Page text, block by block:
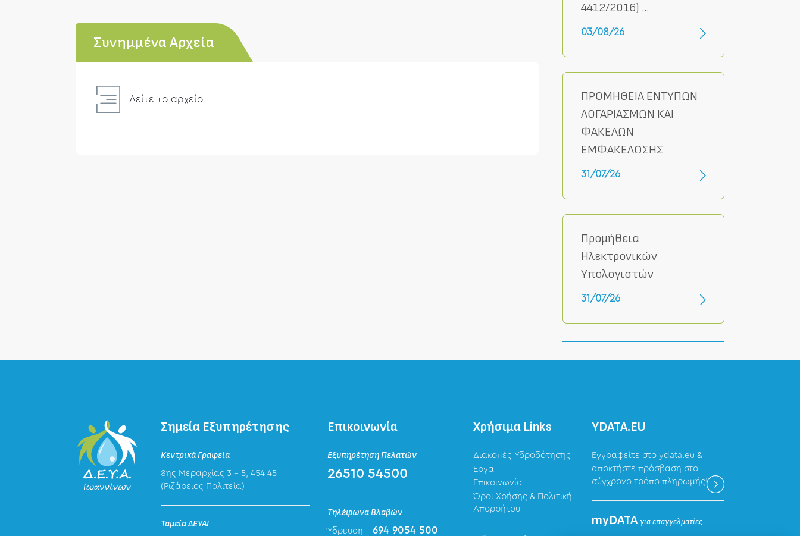
Συνημμένα Αρχεία
Δείτε το αρχείο
4412/2016) ...
03/08/26
ΠΡΟΜΗΘΕΙΑ ΕΝΤΥΠΩΝ
ΛΟΓΑΡΙΑΣΜΩΝ ΚΑΙ
ΦΑΚΕΛΩΝ
ΕΜΦΑΚΕΛΩΣΗΣ
31/07/26
Προμήθεια
Ηλεκτρονικών
Υπολογιστών
31/07/26
Σημεία Εξυπηρέτησης
Κεντρικά Γραφεία
8ης Μεραρχίας 3 – 5, 454 45
(Ριζάρειος Πολιτεία)
Ταμεία ΔΕΥΑΙ
Επικοινωνία
Εξυπηρέτηση Πελατών
26510 54500
Τηλέφωνα Βλαβών
Ύδρευση -694 9054 500
Χρήσιμα Links
Διακοπές Υδροδότησης
Έργα
Επικοινωνία
Όροι Χρήσης & Πολιτική
Απορρήτου
ΥDATA.EU
Εγγραφείτε στο ydata.eu &
αποκτήστε πρόσβαση στο
σύγχρονο τρόπο πληρωμής!
myDATAγια επαγγελματίες